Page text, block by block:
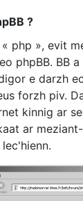
?
php », evit
phpBB. BB
e darzh
forzh piv.
kinnig ar
ar